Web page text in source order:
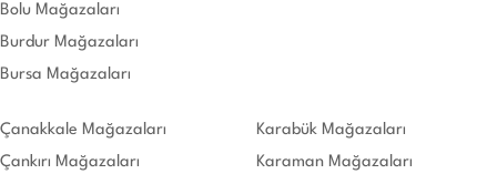
Bolu Mağazaları
Burdur Mağazaları
Bursa Mağazaları
Çanakkale Mağazaları
Çankırı Mağazaları
Karabük Mağazaları
Karaman Mağazaları